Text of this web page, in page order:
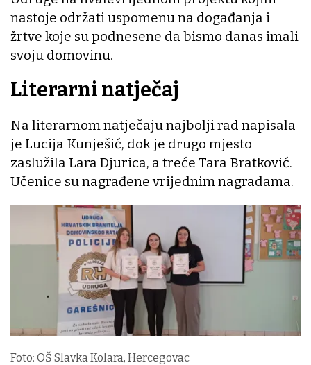
nastoje održati uspomenu na događanja i
žrtve koje su podnesene da bismo danas imali
svoju domovinu.
Literarni natječaj
Na literarnom natječaju najbolji rad napisala
je Lucija Kunješić, dok je drugo mjesto
zaslužila Lara Djurica, a treće Tara Bratković.
Učenice su nagrađene vrijednim nagradama.
Foto: OŠ Slavka Kolara, Hercegovac